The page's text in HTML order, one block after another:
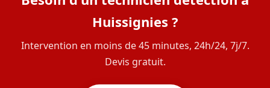
Huissignies ?
Intervention en moins de 45 minutes, 24h/24, 7j/7.
Devis gratuit.